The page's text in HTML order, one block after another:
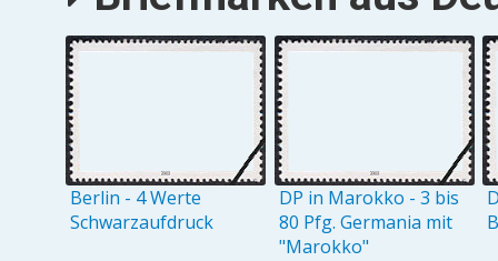
Berlin - 4 Werte
Schwarzaufdruck
DP in Marokko - 3 bis
80 Pfg. Germania mit
"Marokko"